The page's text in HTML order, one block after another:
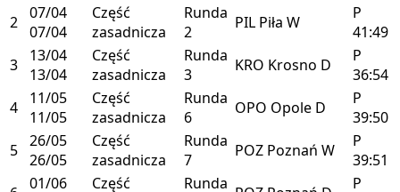
2 07/04
07/04
Część
zasadnicza
Runda
2
PIL Piła W
P
41:49
3
13/04
13/04
Część
zasadnicza
Runda
3
KRO Krosno D
P
36:54
4
11/05
11/05
Część
zasadnicza
Runda
6
OPO Opole D
P
39:50
5 26/05
26/05
Część
zasadnicza
Runda
7
POZ Poznań W
P
39:51
01/06
Część
Runda
P